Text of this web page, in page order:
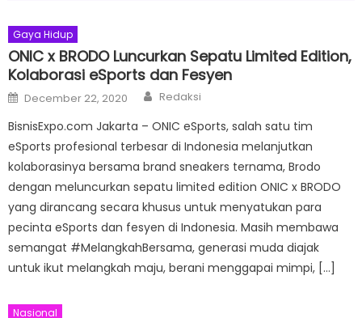
Gaya Hidup
ONIC x BRODO Luncurkan Sepatu Limited Edition,
Kolaborasi eSports dan Fesyen
Posted
on
December 22, 2020 Author
Redaksi
BisnisExpo.com Jakarta – ONIC eSports, salah satu tim
eSports profesional terbesar di Indonesia melanjutkan
kolaborasinya bersama brand sneakers ternama, Brodo
dengan meluncurkan sepatu limited edition ONIC x BRODO
yang dirancang secara khusus untuk menyatukan para
pecinta eSports dan fesyen di Indonesia. Masih membawa
semangat #MelangkahBersama, generasi muda diajak
untuk ikut melangkah maju, berani menggapai mimpi, […]
Nasional